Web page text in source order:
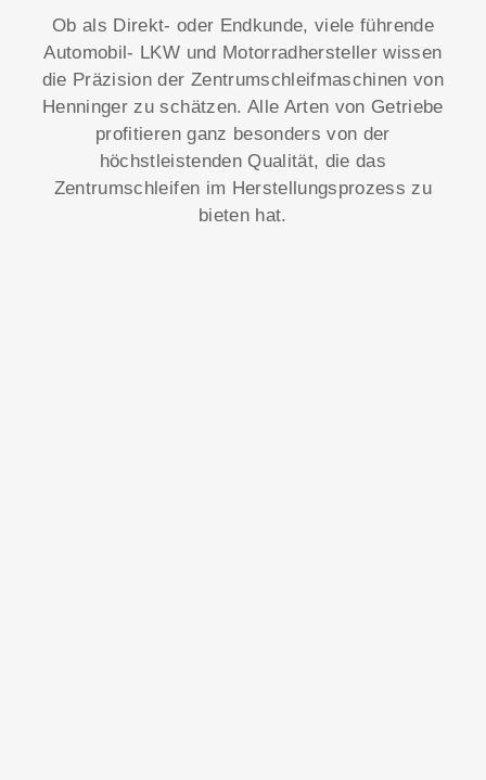
Ob als Direkt- oder Endkunde, viele führende
Automobil- LKW und Motorradhersteller wissen
die Präzision der Zentrumschleifmaschinen von
Henninger zu schätzen. Alle Arten von Getriebe
profitieren ganz besonders von der
höchstleistenden Qualität, die das
Zentrumschleifen im Herstellungsprozess zu
bieten hat.